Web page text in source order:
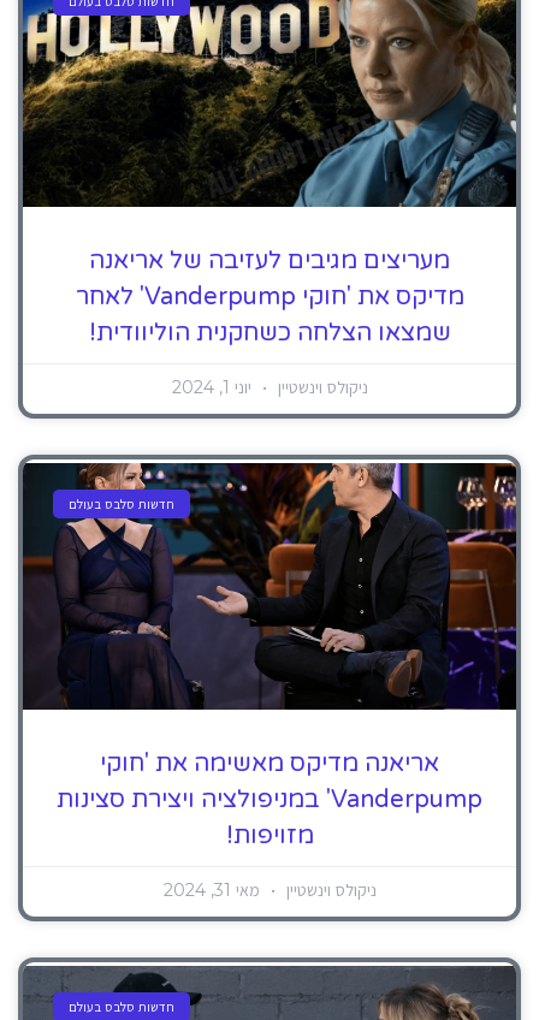
מעריצים מגיבים לעזיבה של אריאנה
מדיקס את 'חוקי Vanderpump' לאחר
שמצאו הצלחה כשחקנית הוליוודית!
ניקולס וינשטיין יוני 1, 2024
חדשות סלבס בעולם
אריאנה מדיקס מאשימה את 'חוקי
Vanderpump' במניפולציה ויצירת סצינות
מזויפות!
ניקולס וינשטיין מאי 31, 2024
חדשות סלבס בעולם